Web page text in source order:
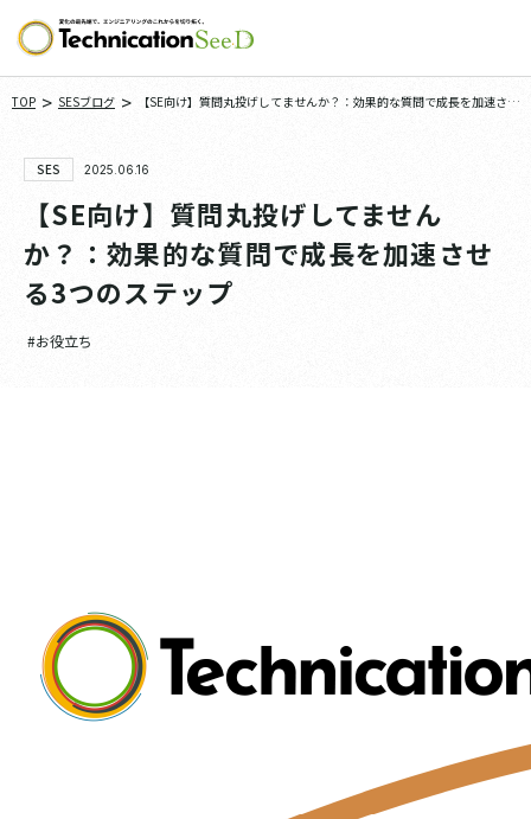
TOP > SESブログ >
【SE向け】質問丸投げしてませんか？：効果的な質問で成長を加速させ
SES 2025.06.16
【SE向け】質問丸投げしてません
か？：効果的な質問で成長を加速させ
る3つのステップ
#お役立ち